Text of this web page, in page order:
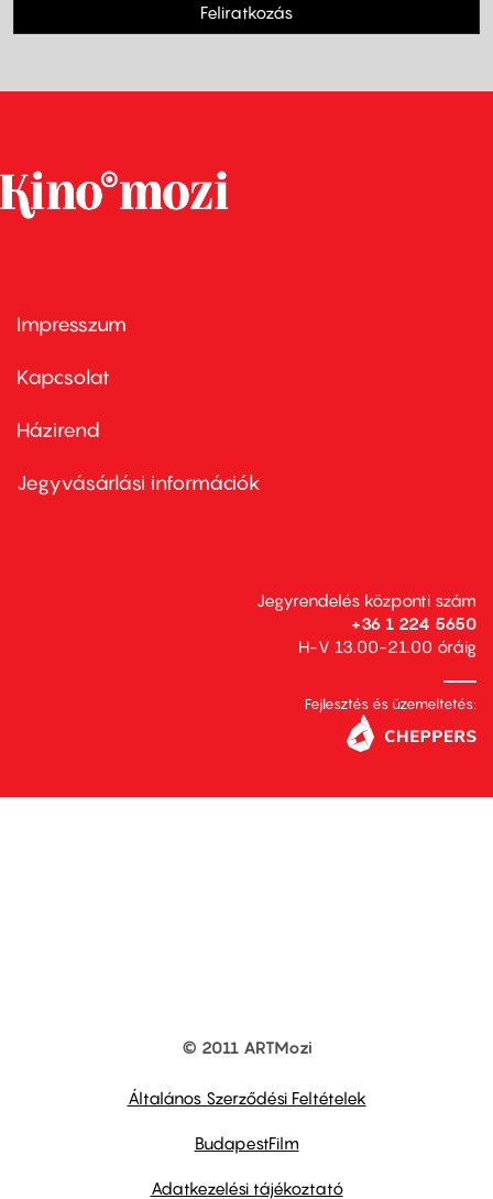
Feliratkozás
Footer
first
Impresszum
Kapcsolat
Footer
second
Házirend
Jegyvásárlási információk
Jegyrendelés központi szám
+36 1 224 5650
H-V 13.00-21.00 óráig
Fejlesztés és üzemeltetés:
© 2011 ARTMozi
Általános Szerződési Feltételek
BudapestFilm
Adatkezelési tájékoztató